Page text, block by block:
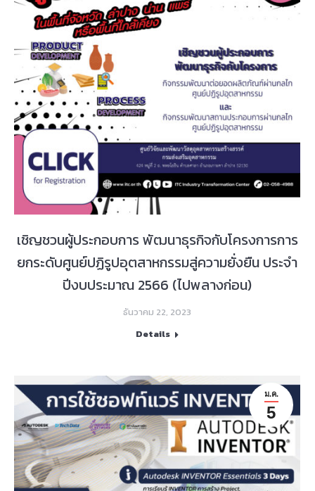
เชิญชวนผู้ประกอบการ พัฒนาธุรกิจกับโครงการการ
ยกระดับศูนย์ปฏิรูปอุตสาหกรรมสู่ความยั่งยืน ประจำ
ปีงบประมาณ 2566 (ไปพลางก่อน)
ธันวาคม 22, 2023
Details
ม.ค.
5